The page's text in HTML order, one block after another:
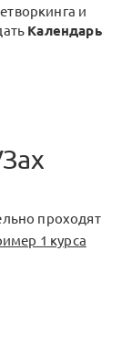
и
Календарь
проходят
1 курса